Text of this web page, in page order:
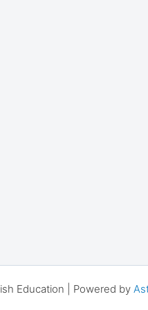
Education | Powered by